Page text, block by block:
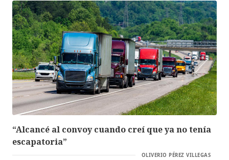
“Alcancé al convoy cuando creí que ya no tenía
escapatoria”
OLIVERIO PÉREZ VILLEGAS